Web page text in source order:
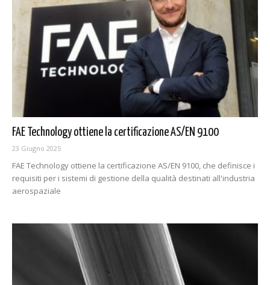
FAE Technology ottiene la certificazione AS/EN 9100
23 Giugno 2025
FAE Technology ottiene la certificazione AS/EN 9100, che definisce i
requisiti per i sistemi di gestione della qualità destinati all'industria
aerospaziale